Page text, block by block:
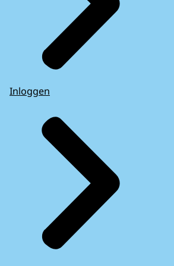
Inloggen